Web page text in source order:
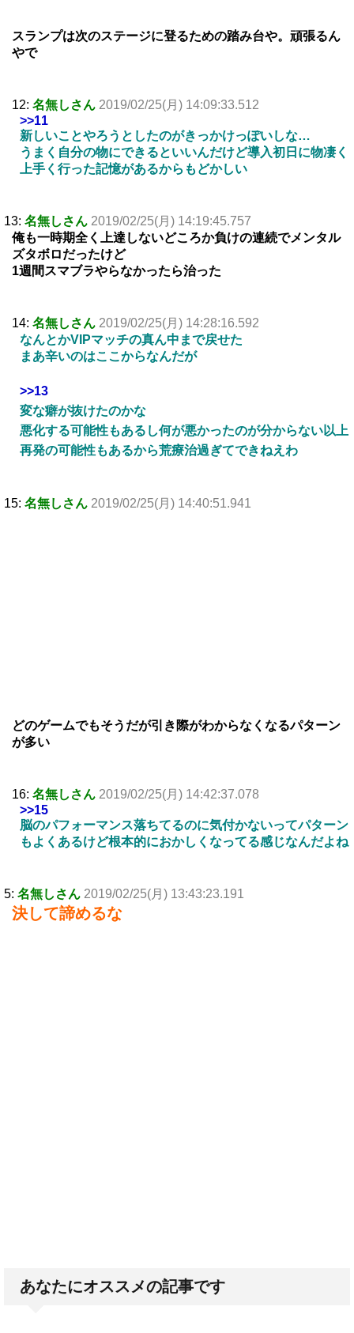
スランプは次のステージに登るための踏み台や。頑張るん
やで
12: 名無しさん 2019/02/25(月) 14:09:33.512
>>11
新しいことやろうとしたのがきっかけっぽいしな…
うまく自分の物にできるといいんだけど導入初日に物凄く
上手く行った記憶があるからもどかしい
13: 名無しさん 2019/02/25(月) 14:19:45.757
俺も一時期全く上達しないどころか負けの連続でメンタル
ズタボロだったけど
1週間スマブラやらなかったら治った
14: 名無しさん 2019/02/25(月) 14:28:16.592
なんとかVIPマッチの真ん中まで戻せた
まあ辛いのはここからなんだが
>>13
変な癖が抜けたのかな
悪化する可能性もあるし何が悪かったのが分からない以上
再発の可能性もあるから荒療治過ぎてできねえわ
15: 名無しさん 2019/02/25(月) 14:40:51.941
どのゲームでもそうだが引き際がわからなくなるパターン
が多い
16: 名無しさん 2019/02/25(月) 14:42:37.078
>>15
脳のパフォーマンス落ちてるのに気付かないってパターン
もよくあるけど根本的におかしくなってる感じなんだよね
5: 名無しさん 2019/02/25(月) 13:43:23.191
決して諦めるな
あなたにオススメの記事です